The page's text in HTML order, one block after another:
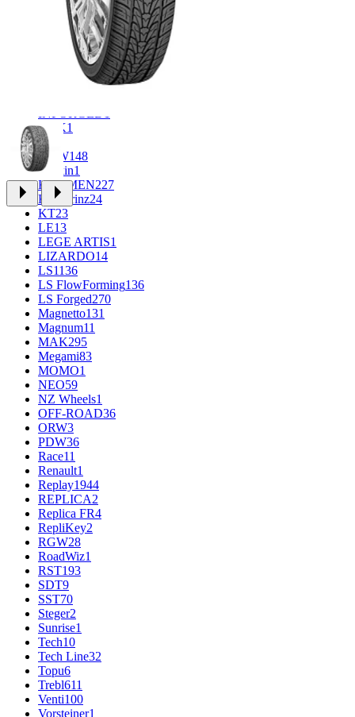
FR REPLICA1
Grizzly3
912
iFree Original49
K&K1
K7
KDW148
Keskin1
KHOMEN227
Kronprinz24
KT23
LE13
LEGE ARTIS1
LIZARDO14
LS1136
LS FlowForming136
LS Forged270
Magnetto131
Magnum11
MAK295
Megami83
MOMO1
NEO59
NZ Wheels1
OFF-ROAD36
ORW3
PDW36
Race11
Renault1
Replay1944
REPLICA2
Replica FR4
RepliKey2
RGW28
RoadWiz1
RST193
SDT9
SST70
Steger2
Sunrise1
Tech10
Tech Line32
Topu6
Trebl611
Venti100
Vorsteiner1